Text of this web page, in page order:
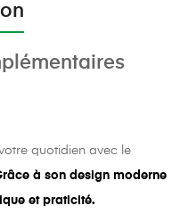
quotidien avec le
à son design moderne
et praticité.